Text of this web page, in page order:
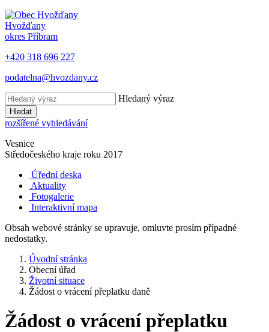
Hvožďany
okres Příbram
+420 318 696 227
podatelna@hvozdany.cz
Hledaný výraz
Hledat
rozšířené vyhledávání
Vesnice
Středočeského kraje roku 2017
Úřední deska
Aktuality
Fotogalerie
Interaktivní mapa
Obsah webové stránky se upravuje, omluvte prosím případné
nedostatky.
Úvodní stránka
Obecní úřad
Životní situace
Žádost o vrácení přeplatku daně
Žádost o vrácení přeplatku